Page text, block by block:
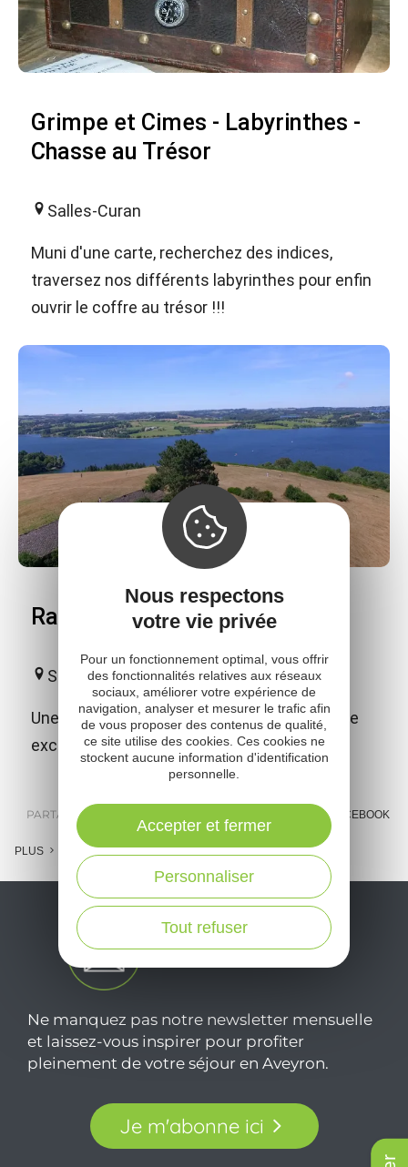
Grimpe et Cimes - Labyrinthes -
Chasse au Trésor
Salles-Curan
Muni d'une carte, recherchez des indices,
traversez nos différents labyrinthes pour enfin
ouvrir le coffre au trésor !!!
Randonnée "Vierge des Lacs"
Salles-Curan
Une balade familiale qui offre un point de vue
exceptionnel sur le lac de Pareloup.
PARTAGER : FACEBOOK
PLUS
Ne manquez pas notre newsletter mensuelle
et laissez-vous inspirer pour profiter
pleinement de votre séjour en Aveyron.
Je m'abonne ici
Nous respectons
votre vie privée
Pour un fonctionnement optimal, vous offrir
des fonctionnalités relatives aux réseaux
sociaux, améliorer votre expérience de
navigation, analyser et mesurer le trafic afin
de vous proposer des contenus de qualité,
ce site utilise des cookies. Ces cookies ne
stockent aucune information d'identification
personnelle.
Tout refuser
Personnaliser
Accepter et fermer